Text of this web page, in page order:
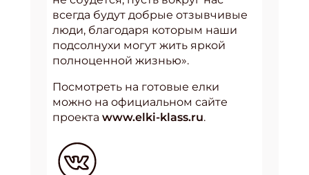
всегда будут добрые отзывчивые
люди, благодаря которым наши
подсолнухи могут жить яркой
полноценной жизнью».
Посмотреть на готовые елки
можно на официальном сайте
проекта www.elki-klass.ru.